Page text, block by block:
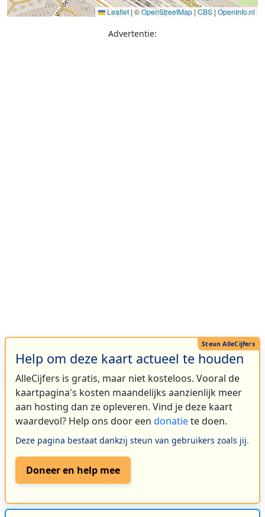
Leaflet | ©OpenStreetMap|CBS | OpenInfo.nl
Advertentie:
Help om deze kaart actueel te houden
AlleCijfers is gratis, maar niet kosteloos. Vooral de
kaartpagina's kosten maandelijks aanzienlijk meer
aan hosting dan ze opleveren. Vind je deze kaart
waardevol? Help ons door een donatiete doen.
Deze pagina bestaat dankzij steun van gebruikers zoals jij.
Doneer en help mee